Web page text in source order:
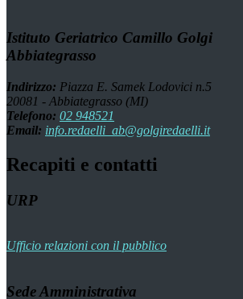
Istituto Geriatrico Camillo Golgi
Abbiategrasso
Indirizzo: Piazza E. Samek Lodovici n.5
20081 - Abbiategrasso (MI)
Telefono: 02 948521
Email: info.redaelli_ab@golgiredaelli.it
Recapiti e contatti
URP
Ufficio relazioni con il pubblico
Sede Amministrativa